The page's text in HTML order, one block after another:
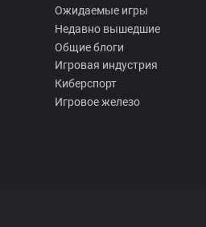
Ожидаемые игры
Недавно вышедшие
Общие блоги
Игровая индустрия
Киберспорт
Игровое железо